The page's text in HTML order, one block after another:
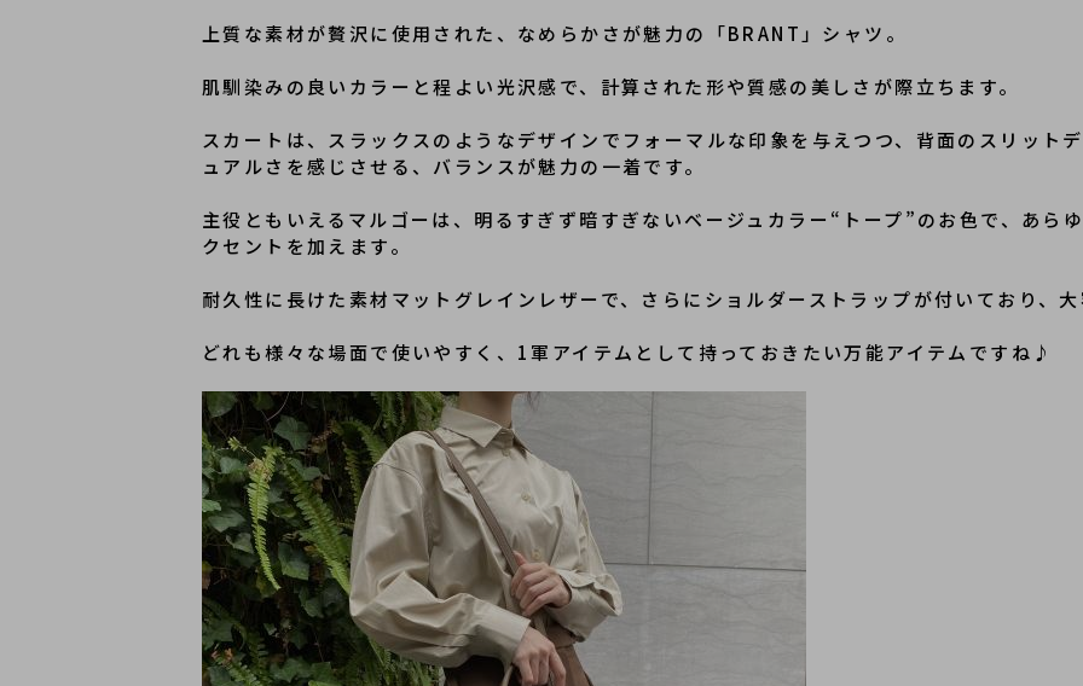
上質な素材が贅沢に使用された、なめらかさが魅力の「BRANT」シャツ。
肌馴染みの良いカラーと程よい光沢感で、計算された形や質感の美しさが際立ちます。
スカートは、スラックスのようなデザインでフォーマルな印象を与えつつ、背面のスリット
ュアルさを感じさせる、バランスが魅力の一着です。
主役ともいえるマルゴーは、明るすぎず暗すぎないベージュカラー“トープ”のお色で、あら
クセントを加えます。
耐久性に長けた素材マットグレインレザーで、さらにショルダーストラップが付いており、
どれも様々な場面で使いやすく、1軍アイテムとして持っておきたい万能アイテムですね♪